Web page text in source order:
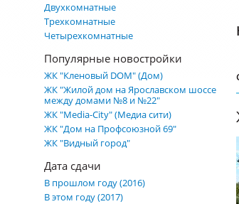
Двухкомнатные
Трехкомнатные
Четырехкомнатные
Популярные новостройки
ЖК "Кленовый DOM" (Дом)
ЖК "Жилой дом на Ярославском шоссе
между домами №8 и №22"
ЖК "Media-City" (Медиа сити)
ЖК "Дом на Профсоюзной 69"
ЖК "Видный город"
Дата сдачи
В прошлом году (2016)
В этом году (2017)